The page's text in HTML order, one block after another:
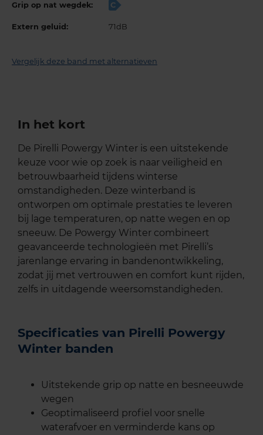
Grip op nat wegdek: C
Extern geluid: 71dB
Vergelijk deze band met alternatieven
In het kort
De Pirelli Powergy Winter is een uitstekende
keuze voor wie op zoek is naar veiligheid en
betrouwbaarheid tijdens winterse
omstandigheden. Deze winterband is
ontworpen om optimale prestaties te leveren
bij lage temperaturen, op natte wegen en op
sneeuw. De Powergy Winter combineert
geavanceerde technologieën met Pirelli’s
jarenlange ervaring in bandenontwikkeling,
zodat jij met vertrouwen en comfort kunt rijden,
zelfs in uitdagende weersomstandigheden.
Specificaties van Pirelli Powergy
Winter banden
Uitstekende grip op natte en besneeuwde
wegen
Geoptimaliseerd profiel voor snelle
waterafvoer en verminderde kans op